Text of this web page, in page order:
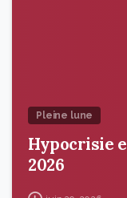
Pleine lune
Hypocrisie
2026